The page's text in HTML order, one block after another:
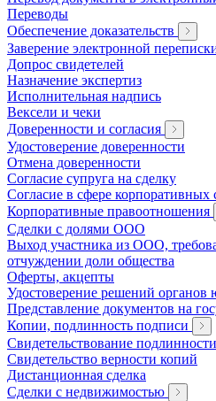
Переводы
Обеспечение доказательств
Заверение электронной
Допрос свидетелей
Назначение экспертиз
Исполнительная надпись
Вексели и чеки
Доверенности и согласия
Удостоверение доверенности
Отмена доверенности
Согласие супруга на сделку
Согласие в сфере корпоративных
Корпоративные правоотношения
Сделки с долями ООО
Выход участника из ООО,
отчуждении доли общества
Оферты, акцепты
Удостоверение решений органов
Представление документов на
Копии, подлинность подписи
Свидетельствование
Свидетельство верности копий
Дистанционная сделка
Сделки с недвижимостью